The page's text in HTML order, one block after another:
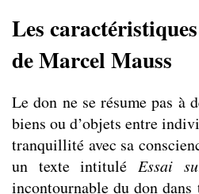
Les
de Marcel Mauss
Le don ne se résume pas à
biens ou d’objets entre
tranquillité avec sa
un texte intituléEssai
incontournable du don